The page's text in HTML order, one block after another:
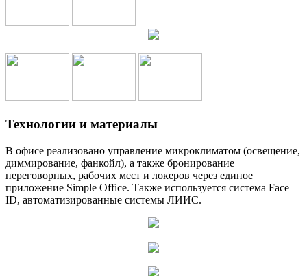
Технологии и материалы
В офисе реализовано управление микроклиматом (освещение,
диммирование, фанкойл), а также бронирование
переговорных, рабочих мест и локеров через единое
приложение Simple Office. Также используется система Face
ID, автоматизированные системы ЛИИС.